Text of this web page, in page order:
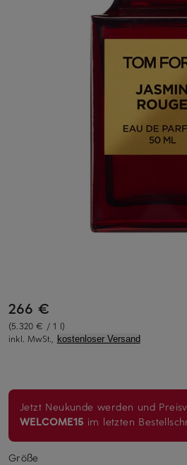
266 €
(5.320 € / 1 l)
inkl. MwSt.,
kostenloser Versand
Jetzt Neukunde werden und
WELCOME15 im letzten
Größe